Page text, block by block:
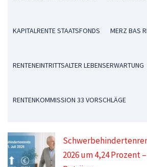
KAPITALRENTE STAATSFONDS MERZ BAS
RENTENEINTRITTSALTER LEBENSERWARTUNG
RENTENKOMMISSION 33 VORSCHLÄGE
2026 um 4,24 Prozent